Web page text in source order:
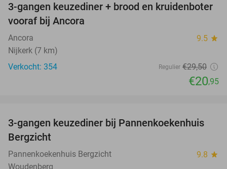
29%
3-gangen keuzediner + brood en kruidenboter
vooraf bij Ancora
Ancora 9.5 star
Nijkerk (7 km)
Verkocht: 354
Regulier €29,50
€20,95
42%
3-gangen keuzediner bij Pannenkoekenhuis
Bergzicht
Pannenkoekenhuis Bergzicht 9.8 star
Woudenberg